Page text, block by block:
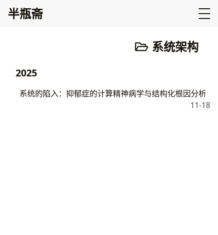
半瓶斋
系统架构
2025
系统的陷入：抑郁症的计算精神病学与结构化根因分析
11-18